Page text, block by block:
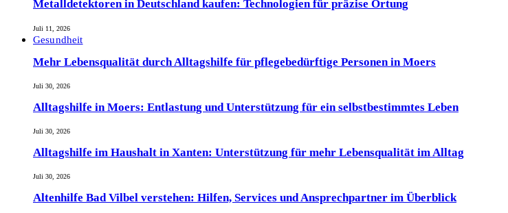
Metalldetektoren in Deutschland kaufen: Technologien für präzise Ortung
Juli 11, 2026
Gesundheit
Mehr Lebensqualität durch Alltagshilfe für pflegebedürftige Personen in Moers
Juli 30, 2026
Alltagshilfe in Moers: Entlastung und Unterstützung für ein selbstbestimmtes Leben
Juli 30, 2026
Alltagshilfe im Haushalt in Xanten: Unterstützung für mehr Lebensqualität im Alltag
Juli 30, 2026
Altenhilfe Bad Vilbel verstehen: Hilfen, Services und Ansprechpartner im Überblick